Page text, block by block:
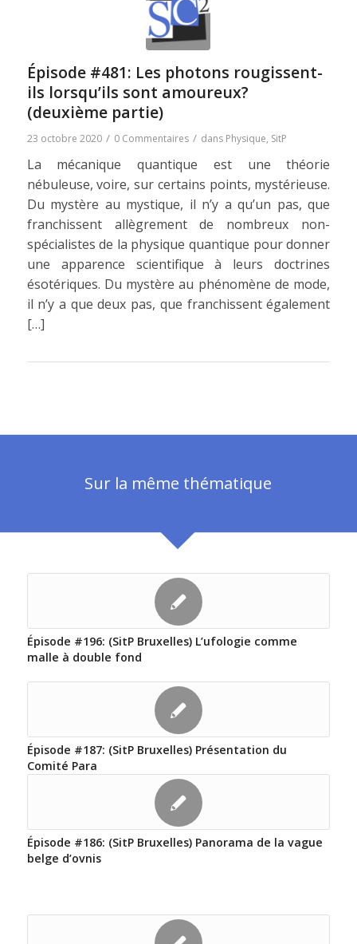
Épisode #481: Les photons rougissent-
ils lorsqu’ils sont amoureux?
(deuxième partie)
23 octobre 2020 / 0 Commentaires / dans Physique, SitP
La mécanique quantique est une théorie
nébuleuse, voire, sur certains points, mystérieuse.
Du mystère au mystique, il n’y a qu’un pas, que
franchissent allègrement de nombreux non-
spécialistes de la physique quantique pour donner
une apparence scientifique à leurs doctrines
ésotériques. Du mystère au phénomène de mode,
il n’y a que deux pas, que franchissent également
[…]
Sur la même thématique
Épisode #196: (SitP Bruxelles) L’ufologie comme
malle à double fond
Épisode #187: (SitP Bruxelles) Présentation du
Comité Para
Épisode #186: (SitP Bruxelles) Panorama de la vague
belge d’ovnis